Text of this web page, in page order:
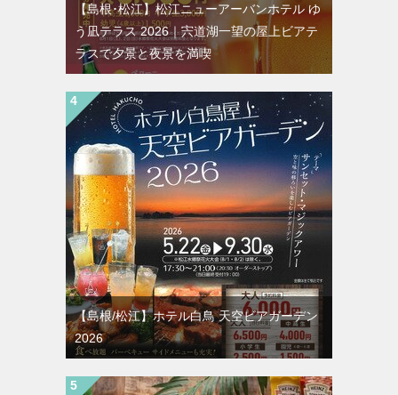
【島根･松江】松江ニューアーバンホテル ゆ
う凪テラス 2026｜宍道湖一望の屋上ビアテ
ラスで夕景と夜景を満喫
【島根/松江】ホテル白鳥 天空ビアガーデン
2026